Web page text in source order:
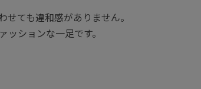
ても違和感がありません。
ションな一足です。